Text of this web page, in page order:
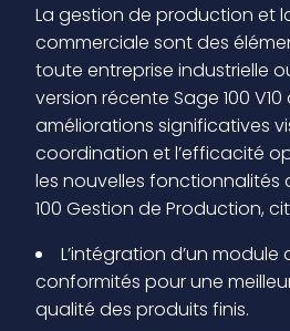
La gestion de production et
commerciale sont des
toute entreprise industrielle
version récente Sage 100
améliorations significatives
coordination et l’efficacité
les nouvelles fonctionnalités
100 Gestion de Production,
L’intégration d’un
conformités pour une
qualité des produits finis.